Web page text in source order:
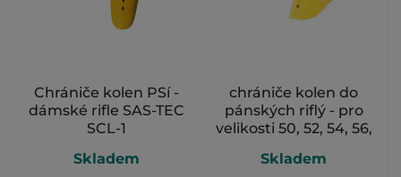
Chrániče kolen PSí -
dámské rifle SAS-TEC
SCL-1
Skladem
chrániče kolen do
pánských riflý - pro
velikosti 50, 52, 54, 56,
Skladem